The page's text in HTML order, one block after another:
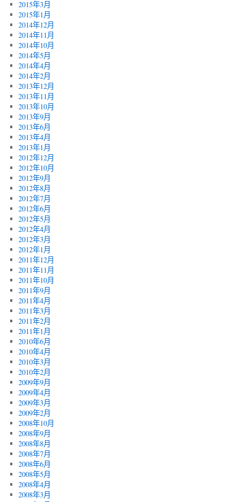
2015年3月
2015年1月
2014年12月
2014年11月
2014年10月
2014年5月
2014年4月
2014年2月
2013年12月
2013年11月
2013年10月
2013年9月
2013年6月
2013年4月
2013年1月
2012年12月
2012年10月
2012年9月
2012年8月
2012年7月
2012年6月
2012年5月
2012年4月
2012年3月
2012年1月
2011年12月
2011年11月
2011年10月
2011年9月
2011年4月
2011年3月
2011年2月
2011年1月
2010年6月
2010年4月
2010年3月
2010年2月
2009年9月
2009年4月
2009年3月
2009年2月
2008年10月
2008年9月
2008年8月
2008年7月
2008年6月
2008年5月
2008年4月
2008年3月